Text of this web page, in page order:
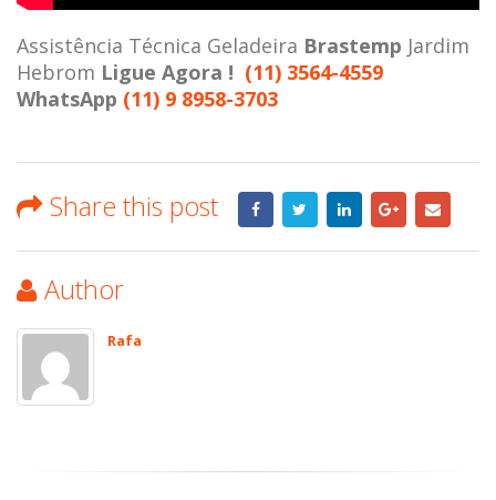
Assistência Técnica Geladeira Brastemp Jardim
Hebrom Ligue Agora ! (11) 3564-4559
WhatsApp (11) 9 8958-3703
Share this post
Author
Rafa